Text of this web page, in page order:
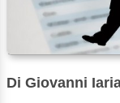
Di Giovanni